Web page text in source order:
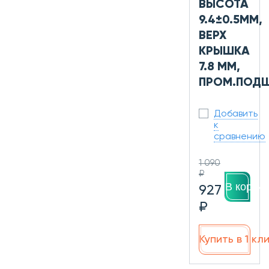
ВЫСОТА
9.4±0.5ММ,
ВЕРХ
КРЫШКА
7.8 ММ,
Добавить
к
сравнению
1 090
₽
927
₽
В
Купить в 1